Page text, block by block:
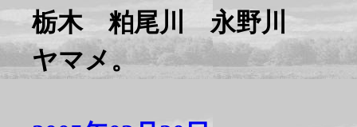
栃木 粕尾川 永野川
ヤマメ。